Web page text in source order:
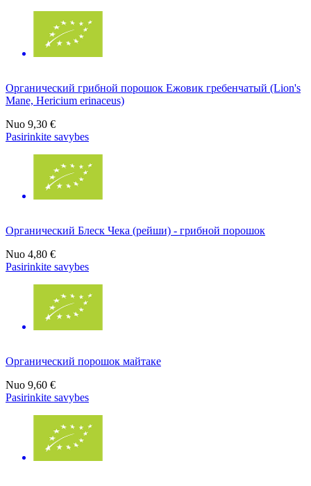
Органический грибной порошок Ежовик гребенчатый (Lion's
Mane, Hericium erinaceus)
Nuo 9,30 €
Pasirinkite savybes
Органический Блеск Чека (рейши) - грибной порошок
Nuo 4,80 €
Pasirinkite savybes
Органический порошок майтаке
Nuo 9,60 €
Pasirinkite savybes